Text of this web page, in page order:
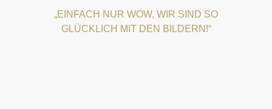
„EINFACH NUR WOW, WIR SIND SO
GLÜCKLICH MIT DEN BILDERN!“